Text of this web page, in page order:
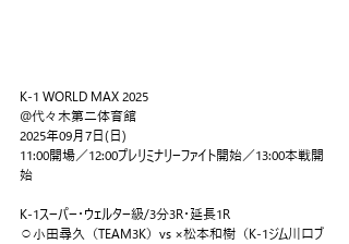
K-1 WORLD MAX 2025
@代々木第二体育館
2025年09月7日(日)
11:00開場／12:00プレリミナリーファイト開始／13:00本戦開
始
K-1スーパー・ウェルター級/3分3R・延長1R
⚪︎小田尋久（TEAM3K）vs ×松本和樹（K-1ジム川口ブ